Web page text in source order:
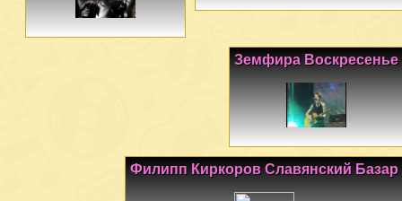
Земфира Воскресенье
Филипп Киркоров Славянский Базар